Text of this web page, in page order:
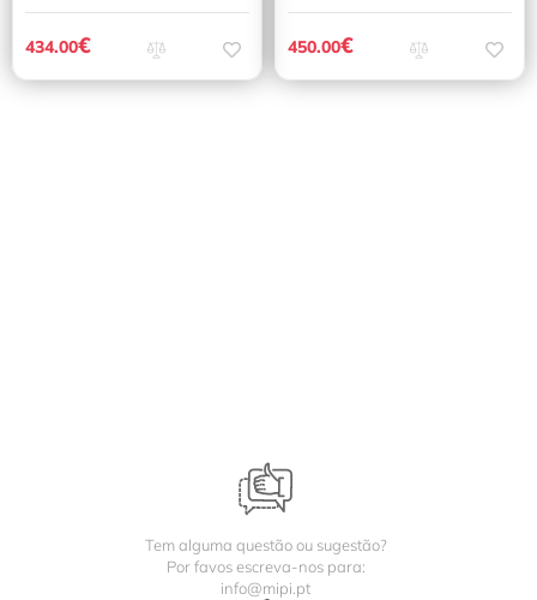
434.00€ 450.00€
Tem alguma questão ou sugestão?
Por favos escreva-nos para:
info@mipi.pt